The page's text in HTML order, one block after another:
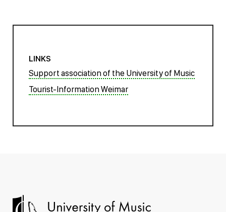
LINKS
Support association of the University of Music
Tourist-Information Weimar